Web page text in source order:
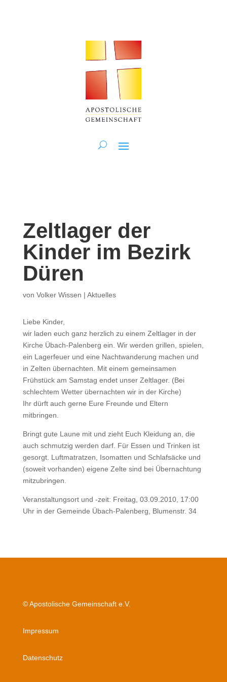
Zeltlager der
Kinder im Bezirk
Düren
von Volker Wissen | Aktuelles
Liebe Kinder,
wir laden euch ganz herzlich zu einem Zeltlager in der
Kirche Übach-Palenberg ein. Wir werden grillen, spielen,
ein Lagerfeuer und eine Nachtwanderung machen und
in Zelten übernachten. Mit einem gemeinsamen
Frühstück am Samstag endet unser Zeltlager. (Bei
schlechtem Wetter übernachten wir in der Kirche)
Ihr dürft auch gerne Eure Freunde und Eltern
mitbringen.
Bringt gute Laune mit und zieht Euch Kleidung an, die
auch schmutzig werden darf. Für Essen und Trinken ist
gesorgt. Luftmatratzen, Isomatten und Schlafsäcke und
(soweit vorhanden) eigene Zelte sind bei Übernachtung
mitzubringen.
Veranstaltungsort und -zeit: Freitag, 03.09.2010, 17:00
Uhr in der Gemeinde Übach-Palenberg, Blumenstr. 34
© Apostolische Gemeinschaft e.V.
Impressum
Datenschutz